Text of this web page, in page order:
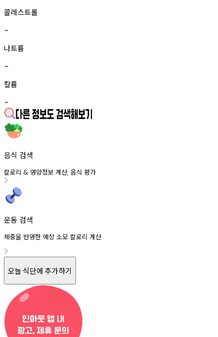
콜레스트롤
-
나트륨
-
칼륨
-
음식 검색
칼로리 & 영양정보 계산, 음식 평가
운동 검색
체중을 반영한 예상 소모 칼로리 계산
오늘 식단에 추가하기